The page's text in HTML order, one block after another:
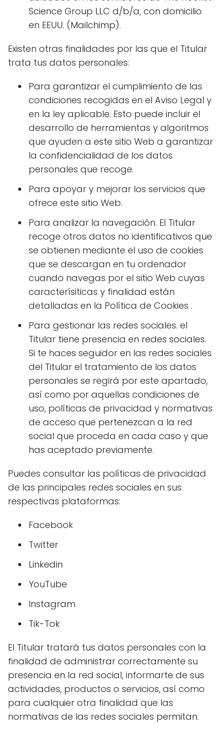
Science Group LLC d/b/a, con domicilio
en EEUU. (Mailchimp).
Existen otras finalidades por las que el Titular
trata tus datos personales:
Para garantizar el cumplimiento de las
condiciones recogidas en el Aviso Legal y
en la ley aplicable. Esto puede incluir el
desarrollo de herramientas y algoritmos
que ayuden a este sitio Web a garantizar
la confidencialidad de los datos
personales que recoge.
Para apoyar y mejorar los servicios que
ofrece este sitio Web.
Para analizar la navegación. El Titular
recoge otros datos no identificativos que
se obtienen mediante el uso de cookies
que se descargan en tu ordenador
cuando navegas por el sitio Web cuyas
caracterísiticas y finalidad están
detalladas en la Política de Cookies .
Para gestionar las redes sociales. el
Titular tiene presencia en redes sociales.
Si te haces seguidor en las redes sociales
del Titular el tratamiento de los datos
personales se regirá por este apartado,
así como por aquellas condiciones de
uso, políticas de privacidad y normativas
de acceso que pertenezcan a la red
social que proceda en cada caso y que
has aceptado previamente.
Puedes consultar las políticas de privacidad
de las principales redes sociales en sus
respectivas plataformas:
Facebook
Twitter
Linkedin
YouTube
Instagram
Tik-Tok
El Titular tratará tus datos personales con la
finalidad de administrar correctamente su
presencia en la red social, informarte de sus
actividades, productos o servicios, así como
para cualquier otra finalidad que las
normativas de las redes sociales permitan.